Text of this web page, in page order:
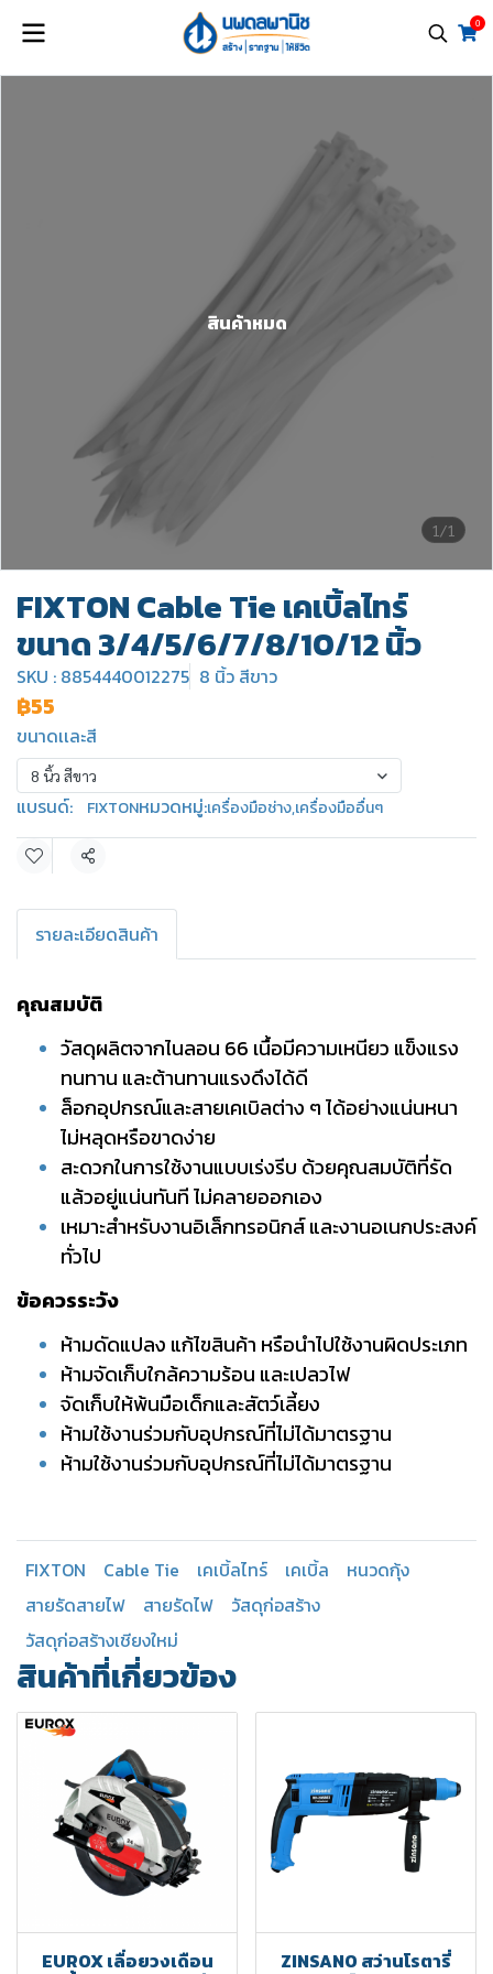
0
1/1
สินค้าหมด
FIXTON Cable Tie เคเบิ้ลไทร์
ขนาด 3/4/5/6/7/8/10/12 นิ้ว
SKU : 8854440012275 8 นิ้ว สีขาว
฿55
ขนาดเเละสี
8 นิ้ว สีขาว
แบรนด์: FIXTONหมวดหมู่:เครื่องมือช่าง,เครื่องมืออื่นๆ
แชร์
รายละเอียดสินค้า
คุณสมบัติ
วัสดุผลิตจากไนลอน 66 เนื้อมีความเหนียว แข็งแรง
ทนทาน และต้านทานแรงดึงได้ดี
ล็อกอุปกรณ์และสายเคเบิลต่าง ๆ ได้อย่างแน่นหนา
ไม่หลุดหรือขาดง่าย
สะดวกในการใช้งานแบบเร่งรีบ ด้วยคุณสมบัติที่รัด
แล้วอยู่แน่นทันที ไม่คลายออกเอง
เหมาะสำหรับงานอิเล็กทรอนิกส์ และงานอเนกประสงค์
ทั่วไป
ข้อควรระวัง
ห้ามดัดแปลง แก้ไขสินค้า หรือนำไปใช้งานผิดประเภท
ห้ามจัดเก็บใกล้ความร้อน และเปลวไฟ
จัดเก็บให้พ้นมือเด็กและสัตว์เลี้ยง
ห้ามใช้งานร่วมกับอุปกรณ์ที่ไม่ได้มาตรฐาน
ห้ามใช้งานร่วมกับอุปกรณ์ที่ไม่ได้มาตรฐาน
FIXTON Cable Tie เคเบิ้ลไทร์ เคเบิ้ล
หนวดกุ้ง
สายรัดสายไฟ
สายรัดไฟ
วัสดุก่อสร้าง
วัสดุก่อสร้างเชียงใหม่
สินค้าที่เกี่ยวข้อง
EUROX เลื่อยวงเดือน ZINSANO สว่านโรตารี่